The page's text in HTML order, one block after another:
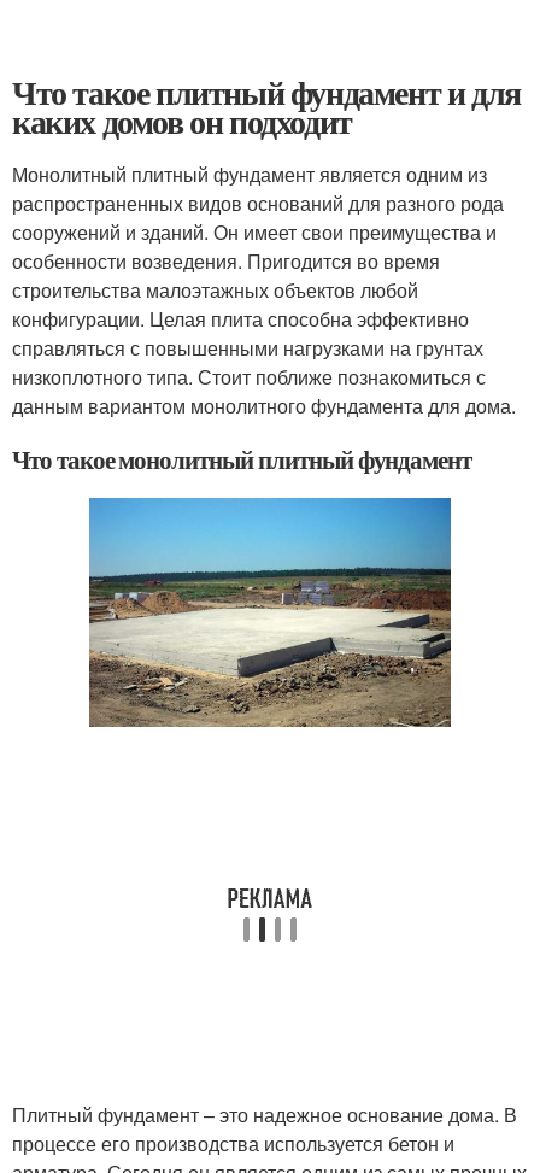
Что такое плитный фундамент и для
каких домов он подходит
Монолитный плитный фундамент является одним из
распространенных видов оснований для разного рода
сооружений и зданий. Он имеет свои преимущества и
особенности возведения. Пригодится во время
строительства малоэтажных объектов любой
конфигурации. Целая плита способна эффективно
справляться с повышенными нагрузками на грунтах
низкоплотного типа. Стоит поближе познакомиться с
данным вариантом монолитного фундамента для дома.
Что такое монолитный плитный фундамент
Плитный фундамент – это надежное основание дома. В
процессе его производства используется бетон и